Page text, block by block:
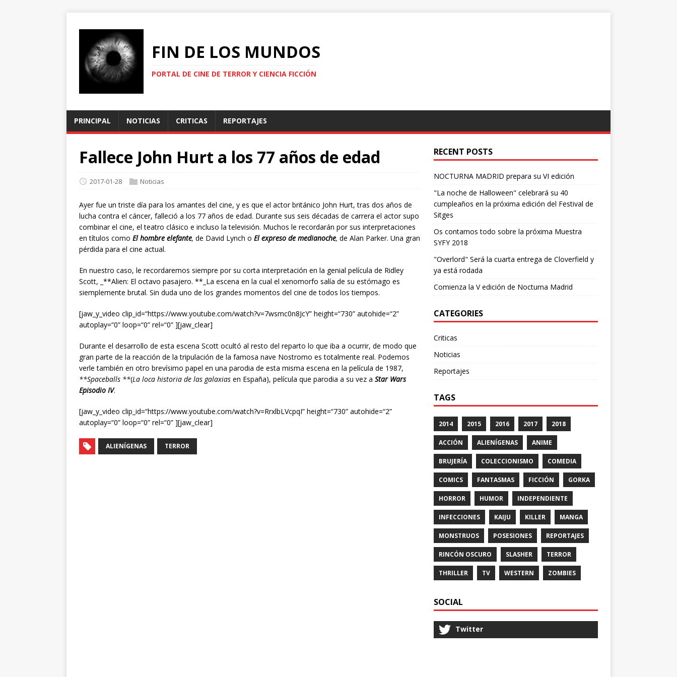
FIN DE LOS MUNDOS
PORTAL DE CINE DE TERROR Y CIENCIA FICCIÓN
PRINCIPAL NOTICIAS CRITICAS REPORTAJES
Fallece John Hurt a los 77 años de edad
2017-01-28 Noticias
Ayer fue un triste día para los amantes del cine, y es que el actor británico John Hurt, tras dos años de
lucha contra el cáncer, falleció a los 77 años de edad. Durante sus seis décadas de carrera el actor supo
combinar el cine, el teatro clásico e incluso la televisión. Muchos le recordarán por sus interpretaciones
en títulos como El hombre elefante, de David Lynch o El expreso de medianoche, de Alan Parker. Una gran
pérdida para el cine actual.
En nuestro caso, le recordaremos siempre por su corta interpretación en la genial película de Ridley
Scott, _**Alien: El octavo pasajero. **_La escena en la cual el xenomorfo salía de su estómago es
siemplemente brutal. Sin duda uno de los grandes momentos del cine de todos los tiempos.
[jaw_y_video clip_id=“https://www.youtube.com/watch?v=7wsmc0n8JcY” height=“730” autohide=“2”
autoplay=“0” loop=“0” rel=“0” ][jaw_clear]
Durante el desarrollo de esta escena Scott ocultó al resto del reparto lo que iba a ocurrir, de modo que
gran parte de la reacción de la tripulación de la famosa nave Nostromo es totalmente real. Podemos
verle también en otro brevísimo papel en una parodia de esta misma escena en la película de 1987,
**Spaceballs **(La loca historia de las galaxias en España), película que parodia a su vez a Star Wars
Episodio IV.
[jaw_y_video clip_id=“https://www.youtube.com/watch?v=RrxlbLVcpqI” height=“730” autohide=“2”
autoplay=“0” loop=“0” rel=“0” ][jaw_clear]
ALIENÍGENAS TERROR
RECENT POSTS
NOCTURNA MADRID prepara su VI edición
"La noche de Halloween" celebrará su 40
cumpleaños en la próxima edición del Festival de
Sitges
Os contamos todo sobre la próxima Muestra
SYFY 2018
"Overlord" Será la cuarta entrega de Cloverfield y
ya está rodada
Comienza la V edición de Nocturna Madrid
CATEGORIES
Criticas
Noticias
Reportajes
TAGS
2014 2015 2016 2017 2018
ACCIÓN ALIENÍGENAS ANIME
BRUJERÍA COLECCIONISMO COMEDIA
COMICS FANTASMAS FICCIÓN GORKA
HORROR HUMOR INDEPENDIENTE
INFECCIONES KAIJU KILLER MANGA
MONSTRUOS POSESIONES REPORTAJES
RINCÓN OSCURO SLASHER TERROR
THRILLER TV WESTERN ZOMBIES
SOCIAL
Twitter